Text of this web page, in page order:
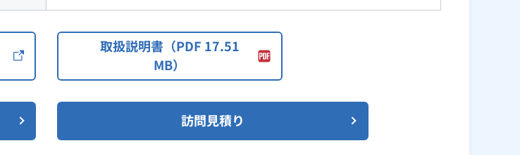
取扱説明書（PDF 17.51
MB）
訪問見積り